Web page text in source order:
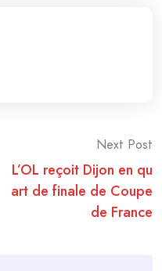
Next Post
L’OL reçoit Dijon en qu
art de finale de Coupe
de France